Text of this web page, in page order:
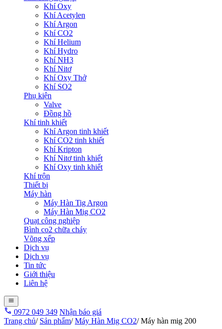
Khí Oxy
Khí Acetylen
Khí Argon
Khí CO2
Khí Helium
Khí Hydro
Khí NH3
Khí Nitơ
Khí Oxy Thở
Khí SO2
Phụ kiện
Valve
Đồng hồ
Khí tinh khiết
Khí Argon tinh khiết
Khí CO2 tinh khiết
Khí Kripton
Khí Nitơ tinh khiết
Khí Oxy tinh khiết
Khí trộn
Thiết bị
Máy hàn
Máy Hàn Tig Argon
Máy Hàn Mig CO2
Quạt công nghiệp
Bình co2 chữa cháy
Võng xếp
Dịch vụ
Dịch vụ
Tin tức
Giới thiệu
Liên hệ
0972 049 349 Nhận báo giá
Trang chủ/ Sản phẩm/ Máy Hàn Mig CO2/ Máy hàn mig 200